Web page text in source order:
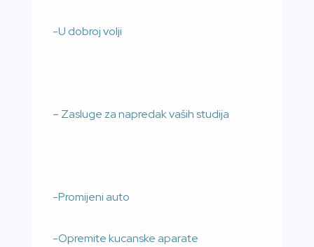
-U dobroj volji
– Zasluge za napredak vaših studija
-Promijeni auto
-Opremite kucanske aparate